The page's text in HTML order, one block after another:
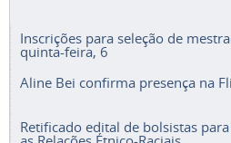
Inscrições para seleção de
quinta-feira, 6
Aline Bei confirma presença na
Retificado edital de bolsistas